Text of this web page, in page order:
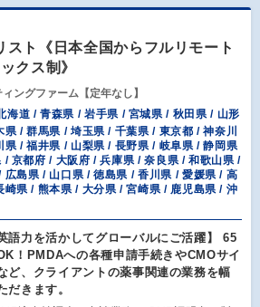
スト《日本全国からフルリモート
クス制》
ングファーム【定年なし】
海道 / 青森県 / 岩手県 / 宮城県 / 秋田県 / 山形
/ 群馬県 / 埼玉県 / 千葉県 / 東京都 / 神奈川
県 / 福井県 / 山梨県 / 長野県 / 岐阜県 / 静岡県
/ 京都府 / 大阪府 / 兵庫県 / 奈良県 / 和歌山県 /
島県 / 山口県 / 徳島県 / 香川県 / 愛媛県 / 高
県 / 熊本県 / 大分県 / 宮崎県 / 鹿児島県 / 沖
語力を活かしてグローバルにご活躍】 65
！PMDAへの各種申請手続きやCMOサイ
ど、クライアントの薬事関連の業務を幅
だきます。